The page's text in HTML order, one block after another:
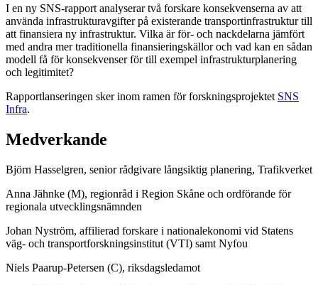
I en ny SNS-rapport analyserar två forskare konsekvenserna av att
använda infrastrukturavgifter på existerande transportinfrastruktur till
att finansiera ny infrastruktur. Vilka är för- och nackdelarna jämfört
med andra mer traditionella finansieringskällor och vad kan en sådan
modell få för konsekvenser för till exempel infrastrukturplanering
och legitimitet?
Rapportlanseringen sker inom ramen för forskningsprojektet SNS
Infra.
Medverkande
Björn Hasselgren, senior rådgivare långsiktig planering, Trafikverket
Anna Jähnke (M), regionråd i Region Skåne och ordförande för
regionala utvecklingsnämnden
Johan Nyström, affilierad forskare i nationalekonomi vid Statens
väg- och transportforskningsinstitut (VTI) samt Nyfou
Niels Paarup-Petersen (C), riksdagsledamot